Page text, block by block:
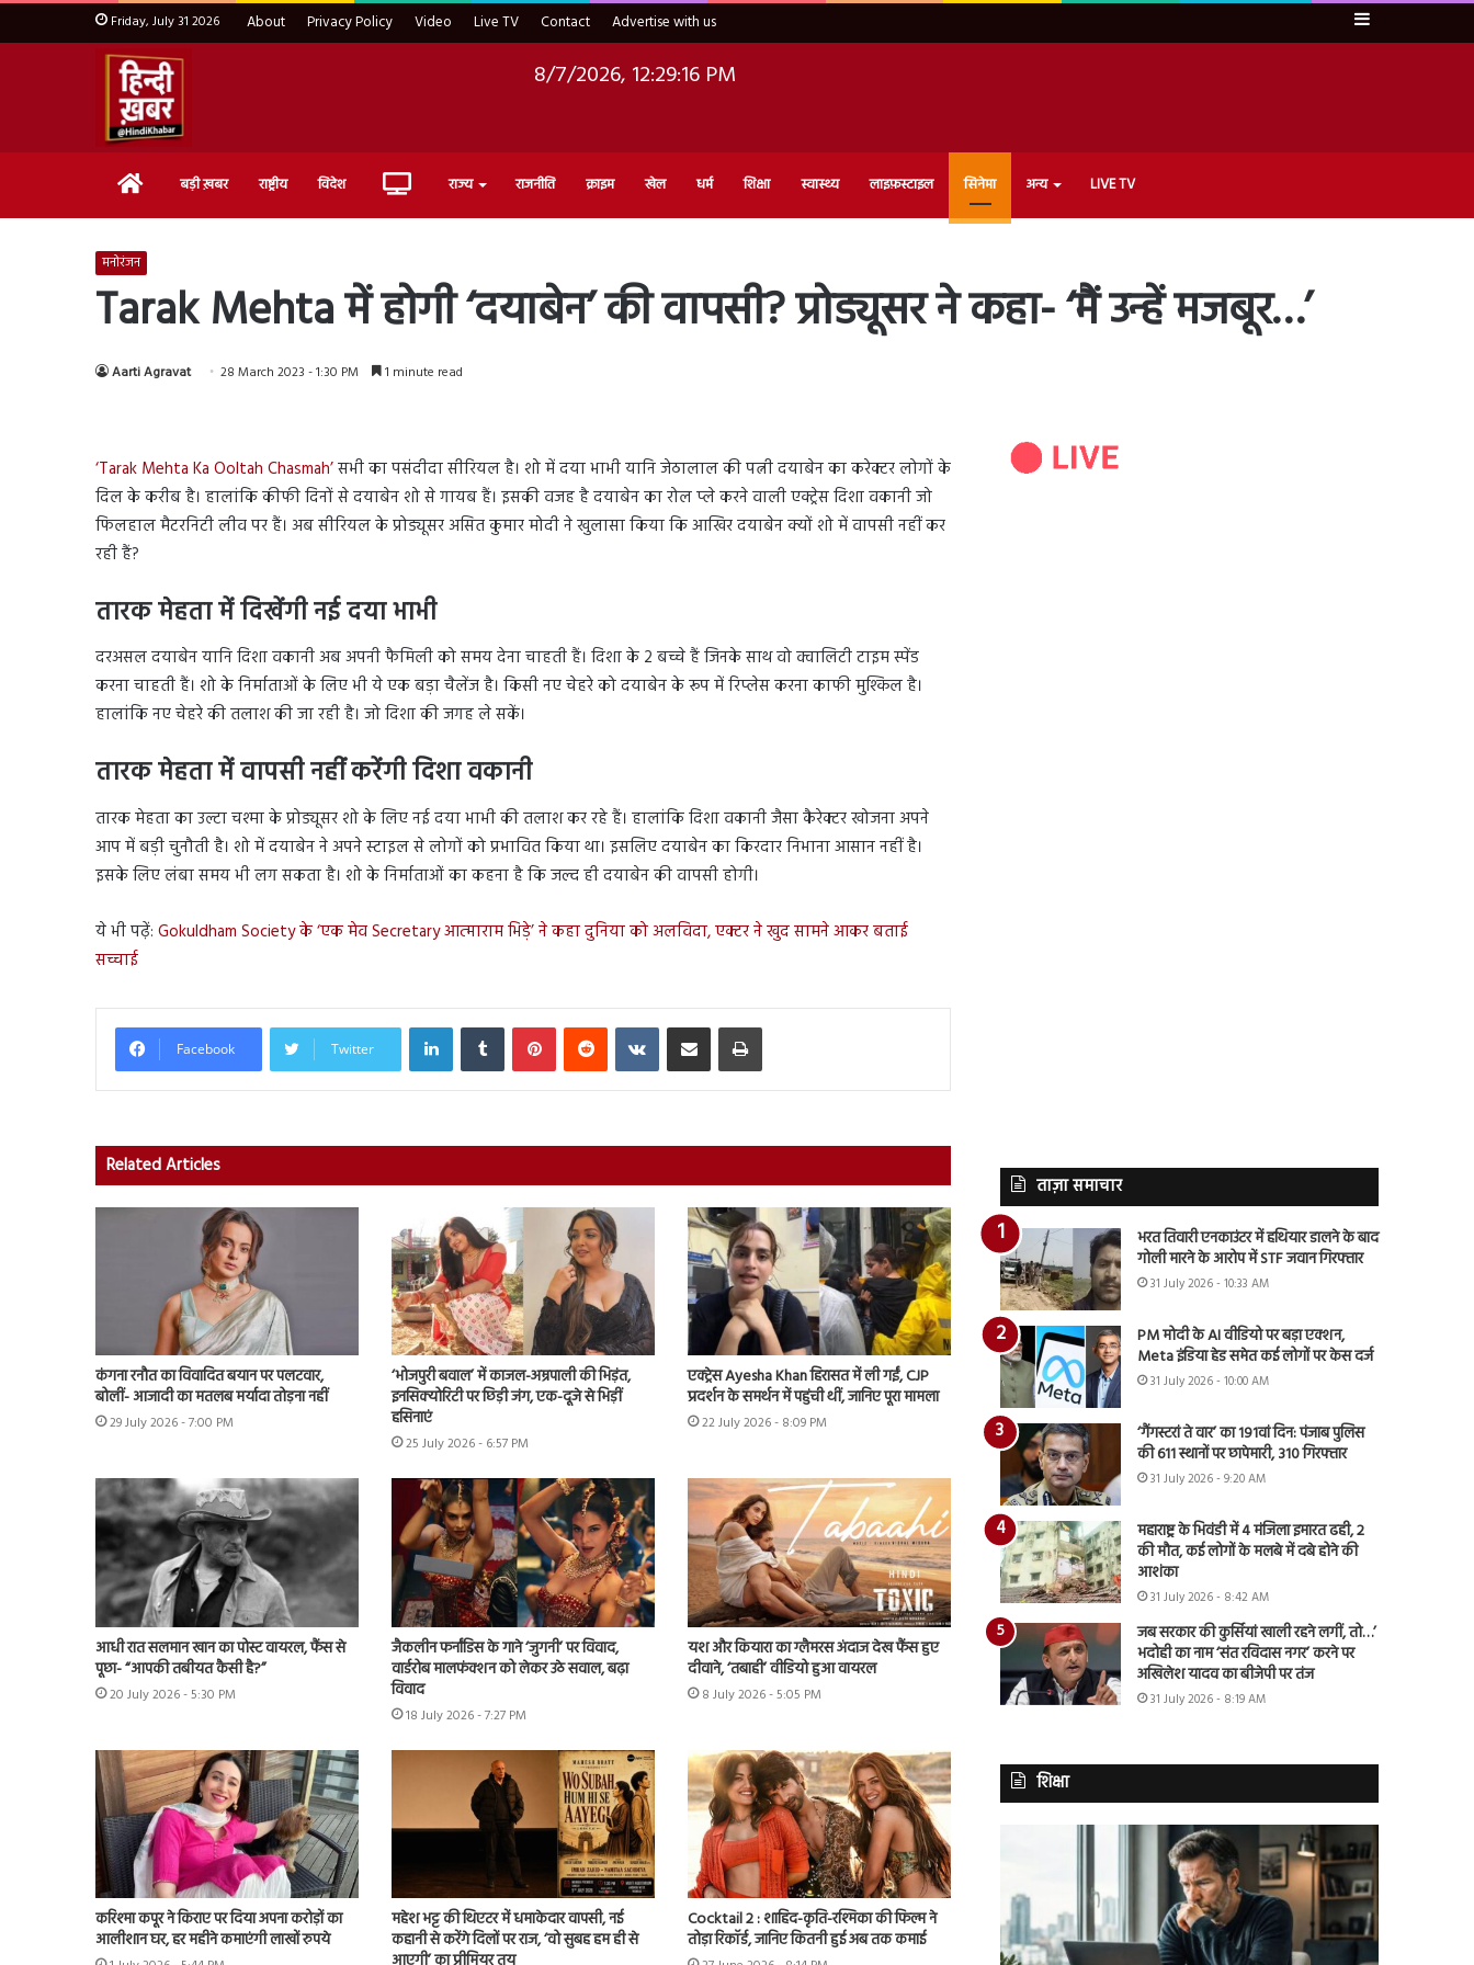
Friday, July 31 2026 About Privacy Policy Video Live TV Contact Advertise with us Sidebar
8/7/2026, 12:29:18 PM
Home बड़ी ख़बर राष्ट्रीय विदेश Live राज्य राजनीति क्राइम खेल धर्म शिक्षा स्वास्थ्य लाइफ़स्टाइल सिनेमा अन्य LIVE TV
मनोरंजन
Tarak Mehta में होगी ‘दयाबेन’ की वापसी? प्रोड्यूसर ने कहा- ‘मैं उन्हें मजबूर…’
Aarti Agravat 28 March 2023 - 1:30 PM 1 minute read
‘Tarak Mehta Ka Ooltah Chasmah’सभी का पसंदीदा सीरियल है। शो में दया भाभी यानि जेठालाल की पत्नी दयाबेन का करेक्टर लोगों के
दिल के करीब है। हालांकि कीफी दिनों से दयाबेन शो से गायब हैं। इसकी वजह है दयाबेन का रोल प्ले करने वाली एक्ट्रेस दिशा वकानी जो
फिलहाल मैटरनिटी लीव पर हैं। अब सीरियल के प्रोड्यूसर असित कुमार मोदी ने खुलासा किया कि आखिर दयाबेन क्यों शो में वापसी नहीं कर
रही हैं?
तारक मेहता में दिखेंगी नई दया भाभी
दरअसल दयाबेन यानि दिशा वकानी अब अपनी फैमिली को समय देना चाहती हैं। दिशा के 2 बच्चे हैं जिनके साथ वो क्वालिटी टाइम स्पेंड
करना चाहती हैं। शो के निर्माताओं के लिए भी ये एक बड़ा चैलेंज है। किसी नए चेहरे को दयाबेन के रूप में रिप्लेस करना काफी मुश्किल है।
हालांकि नए चेहरे की तलाश की जा रही है। जो दिशा की जगह ले सकें।
तारक मेहता में वापसी नहीं करेंगी दिशा वकानी
तारक मेहता का उल्टा चश्मा के प्रोड्यूसर शो के लिए नई दया भाभी की तलाश कर रहे हैं। हालांकि दिशा वकानी जैसा कैरेक्टर खोजना अपने
आप में बड़ी चुनौती है। शो में दयाबेन ने अपने स्टाइल से लोगों को प्रभावित किया था। इसलिए दयाबेन का किरदार निभाना आसान नहीं है।
इसके लिए लंबा समय भी लग सकता है। शो के निर्माताओं का कहना है कि जल्द ही दयाबेन की वापसी होगी।
ये भी पढ़ें: Gokuldham Society के ‘एक मेव Secretary आत्माराम भिड़े’ ने कहा दुनिया को अलविदा, एक्टर ने खुद सामने आकर बताई
सच्चाई
Facebook Twitter
LinkedInTumblr PinterestReddit VKontakteShare via Email Print
Related Articles
कंगना रनौत का विवादित बयान पर पलटवार,
बोलीं- आजादी का मतलब मर्यादा तोड़ना नहीं
29 July 2026 - 7:00 PM
‘भोजपुरी बवाल’ में काजल-अम्रपाली की भिड़ंत,
इनसिक्योरिटी पर छिड़ी जंग, एक-दूजे से भिड़ीं
हसिनाएं
25 July 2026 - 6:57 PM
एक्ट्रेस Ayesha Khan हिरासत में ली गईं, CJP
प्रदर्शन के समर्थन में पहुंची थीं, जानिए पूरा मामला
22 July 2026 - 8:09 PM
आधी रात सलमान खान का पोस्ट वायरल, फैंस से
पूछा- “आपकी तबीयत कैसी है?”
20 July 2026 - 5:30 PM
जैकलीन फर्नांडिस के गाने ‘जुगनी’ पर विवाद,
वार्डरोब मालफंक्शन को लेकर उठे सवाल, बढ़ा
विवाद
18 July 2026 - 7:27 PM
यश और कियारा का ग्लैमरस अंदाज देख फैंस हुए
दीवाने, ‘तबाही’ वीडियो हुआ वायरल
8 July 2026 - 5:05 PM
करिश्मा कपूर ने किराए पर दिया अपना करोड़ों का
आलीशान घर, हर महीने कमाएंगी लाखों रुपये
महेश भट्ट की थिएटर में धमाकेदार वापसी, नई
कहानी से करेंगे दिलों पर राज, ‘वो सुबह हम ही से
Cocktail 2 : शाहिद-कृति-रश्मिका की फिल्म ने
तोड़ा रिकॉर्ड, जानिए कितनी हुई अब तक कमाई
ताज़ा समाचार
भरत तिवारी एनकाउंटर में हथियार डालने के बाद
गोली मारने के आरोप में STF जवान गिरफ्तार
31 July 2026 - 10:33 AM
PM मोदी के AI वीडियो पर बड़ा एक्शन,
Meta इंडिया हेड समेत कई लोगों पर केस दर्ज
31 July 2026 - 10:00 AM
‘गैंगस्टरां ते वार’ का 191वां दिन: पंजाब पुलिस
की 611 स्थानों पर छापेमारी, 310 गिरफ्तार
31 July 2026 - 9:20 AM
महाराष्ट्र के भिवंडी में 4 मंजिला इमारत ढही, 2
की मौत, कई लोगों के मलबे में दबे होने की
आशंका
31 July 2026 - 8:42 AM
जब सरकार की कुर्सियां खाली रहने लगीं, तो…’
भदोही का नाम ‘संत रविदास नगर’ करने पर
अखिलेश यादव का बीजेपी पर तंज
31 July 2026 - 8:19 AM
शिक्षा